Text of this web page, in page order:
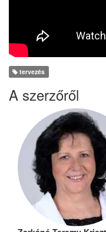
tervezés
A szerzőről
Zarkáné Teremy
Zarkáné Teremy Krisztina
alkalmazásában, a
tanulmányai után MDiv
Egyház Teológiai
külön körzetben és férje,
tolmácsol evangelizációs
tanított bibliaismeretet
Budapest Újbudai
Magyar Unió
Bibliatanulmányok
munkáját is koordinálja.